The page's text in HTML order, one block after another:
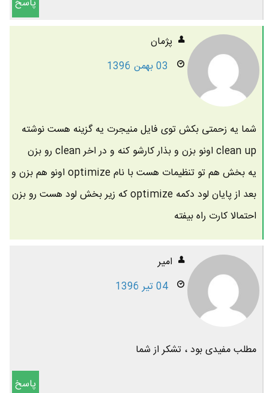
پژمان
03 بهمن 1396
شما یه زحمتی بکش توی فایل منیجرت یه گزینه هست نوشته
clean up اونو بزن و بذار کارشو کنه و در اخر clean رو بزن
یه بخش هم تو تنظیمات هست با نام optimize اونو هم بزن و
بعد از پایان لود دکمه optimize که زیر بخش لود هست رو بزن
احتمالا کارت راه بیفته
امیر
04 تیر 1396
مطلب مفیدی بود ، تشکر از شما
پاسخ